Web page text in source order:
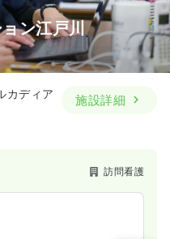
ン江戸川
カディア
施設詳細
訪問看護